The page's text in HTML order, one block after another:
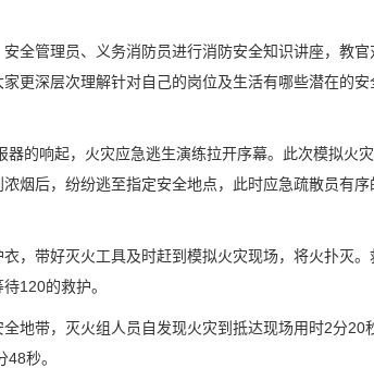
管理员、义务消防员进行消防安全知识讲座，教官
更深层次理解针对自己的岗位及生活有哪些潜在的
响起，火灾应急逃生演练拉开序幕。此次模拟火
烟后，纷纷逃至指定安全地点，此时应急疏散员有
带好灭火工具及时赶到模拟火灾现场，将火扑灭。
120的救护。
带，灭火组人员自发现火灾到抵达现场用时2分20
秒。